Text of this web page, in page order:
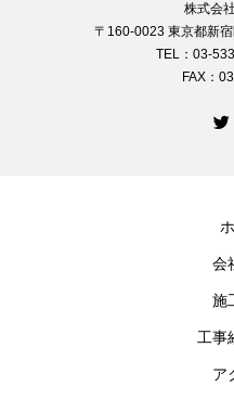
株式会
〒160-0023 東京都新
TEL：03-
FAX：
会
施
工事
ア